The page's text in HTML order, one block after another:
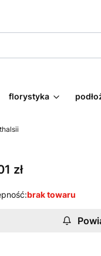
florystyka
zł
brak towaru